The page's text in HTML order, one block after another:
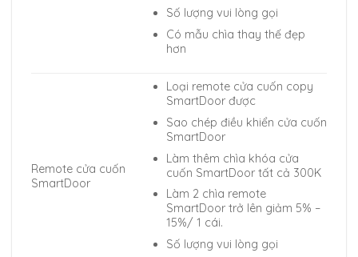
Số lượng vui lòng gọi
Có mẫu chìa thay thế đẹp
hơn
Remote cửa cuốn
SmartDoor
Loại remote cửa cuốn copy
SmartDoor được
Sao chép điều khiển cửa cuốn
SmartDoor
Làm thêm chìa khóa cửa
cuốn SmartDoor tất cả 300K
Làm 2 chìa remote
SmartDoor trở lên giảm 5% –
15%/ 1 cái.
Số lượng vui lòng gọi